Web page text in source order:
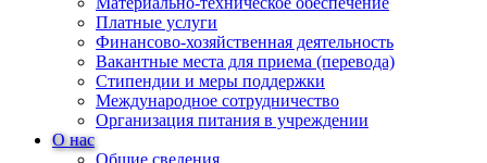
Платные услуги
Финансово-хозяйственная деятельность
Вакантные места для приема (перевода)
Стипендии и меры поддержки
Международное сотрудничество
Организация питания в учреждении
О нас
Общие сведения